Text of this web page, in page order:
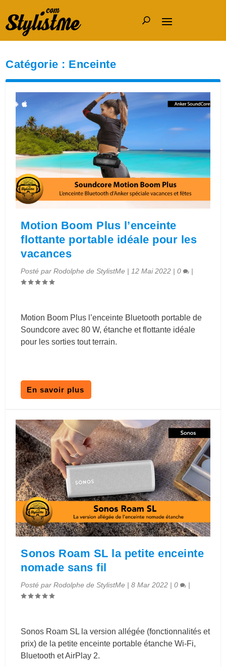
Catégorie : Enceinte
Motion Boom Plus l’enceinte
flottante portable idéale pour les
vacances
Posté parRodolphe de StylistMe |12 Mai 2022 |0 |
Motion Boom Plus l’enceinte Bluetooth portable de
Soundcore avec 80 W, étanche et flottante idéale
pour les sorties tout terrain.
En savoir plus
Sonos Roam SL la petite enceinte
nomade sans fil
Posté parRodolphe de StylistMe |8 Mar 2022 |0 |
Sonos Roam SL la version allégée (fonctionnalités et
prix) de la petite enceinte portable étanche Wi-Fi,
Bluetooth et AirPlay 2.